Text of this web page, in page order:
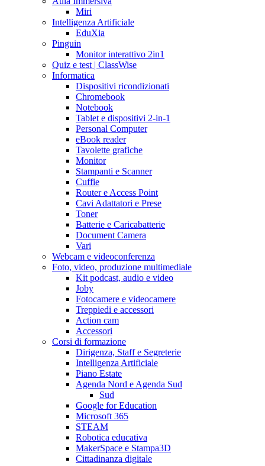
Miri
Intelligenza Artificiale
EduXia
Pinguin
Monitor interattivo 2in1
Quiz e test | ClassWise
Informatica
Dispositivi ricondizionati
Chromebook
Notebook
Tablet e dispositivi 2-in-1
Personal Computer
eBook reader
Tavolette grafiche
Monitor
Stampanti e Scanner
Cuffie
Router e Access Point
Cavi Adattatori e Prese
Toner
Batterie e Caricabatterie
Document Camera
Vari
Webcam e videoconferenza
Foto, video, produzione multimediale
Kit podcast, audio e video
Joby
Fotocamere e videocamere
Treppiedi e accessori
Action cam
Accessori
Corsi di formazione
Dirigenza, Staff e Segreterie
Intelligenza Artificiale
Piano Estate
Agenda Nord e Agenda Sud
Sud
Google for Education
Microsoft 365
STEAM
Robotica educativa
MakerSpace e Stampa3D
Cittadinanza digitale